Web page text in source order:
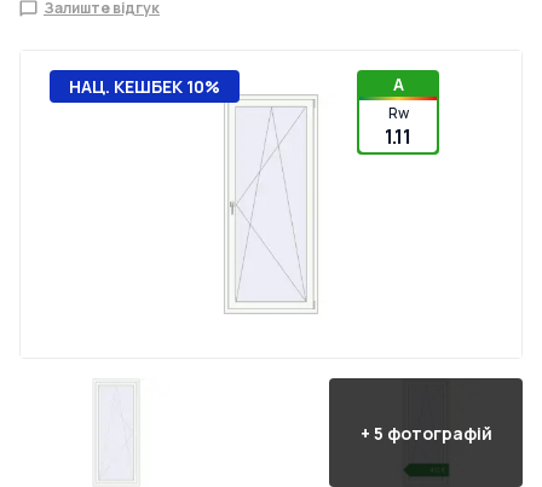
Залиште відгук
НАЦ. КЕШБЕК 10% A
Rw
1.11
+ 5 фотографій